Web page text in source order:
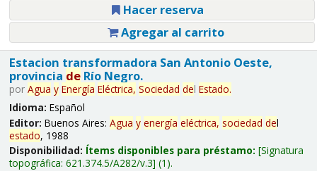
Hacer reserva
Agregar al carrito
Estacion transformadora San Antonio Oeste,
provincia deRío Negro.
por Agua y Energía Eléctrica, Sociedad del Estado.
Idioma: Español
Editor: Buenos Aires: Agua y energía eléctrica, sociedad del
estado, 1988
Disponibilidad: Ítems disponibles para préstamo: Signatura
topográfica: 621.374.5/A282/v.3 (1).